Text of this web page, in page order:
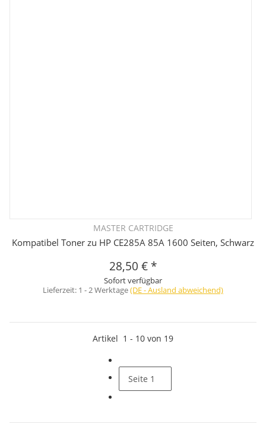
MASTER CARTRIDGE
Kompatibel Toner zu HP CE285A 85A 1600 Seiten, Schwarz
28,50 € *
Sofort verfügbar
Lieferzeit: 1 - 2 Werktage(DE - Ausland abweichend)
Artikel 1 - 10 von 19
Seite 1